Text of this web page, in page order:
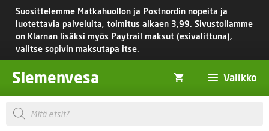
Siirry
sisältöön
Suosittelemme Matkahuollon ja Postnordin nopeita ja
luotettavia palveluita, toimitus alkaen 3,99. Sivustollamme
on Klarnan lisäksi myös Paytrail maksut (esivalittuna),
valitse sopivin maksutapa itse.
Siemenvesa Valikko
Products
search